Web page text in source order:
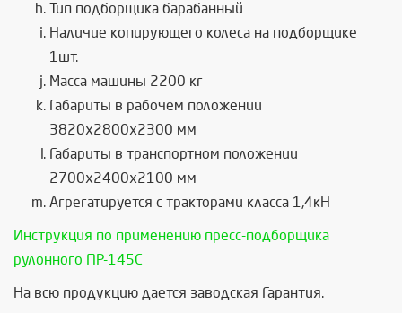
Тип подборщика барабанный
Наличие копирующего колеса на подборщике
1шт.
Масса машины 2200 кг
Габариты в рабочем положении
3820х2800х2300 мм
Габариты в транспортном положении
2700х2400х2100 мм
Агрегатируется с тракторами класса 1,4кН
Инструкция по применению пресс-подборщика
рулонного ПР-145С
На всю продукцию дается заводская Гарантия.